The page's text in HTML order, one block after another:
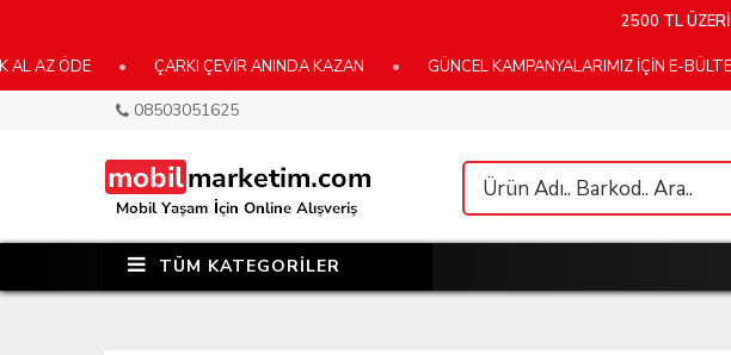
2500 TL
ÖDE • ÇARKI ÇEVİR ANINDA KAZAN • GÜNCEL KAMPANYALARIMIZ İÇİN E-
08503051625
TÜM KATEGORİLER